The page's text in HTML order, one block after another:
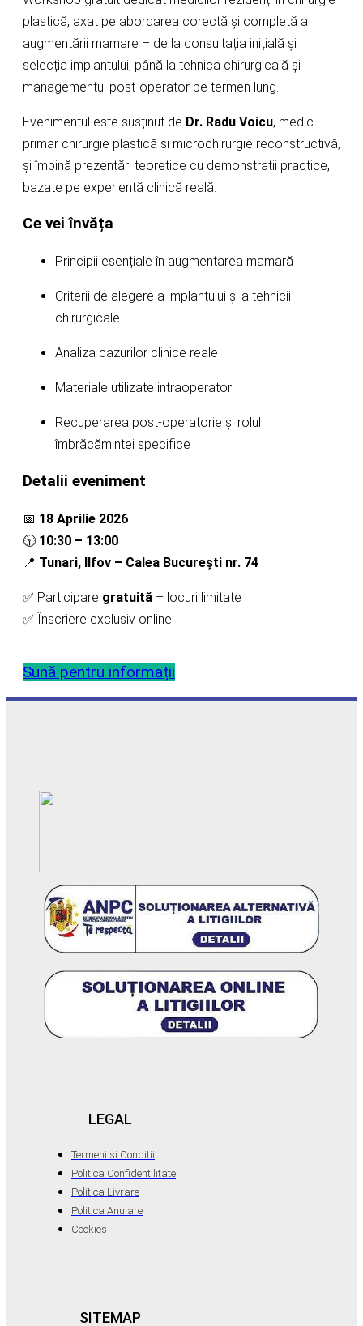
plastică, axat pe abordarea corectă și completă a
augmentării mamare – de la consultația inițială și
selecția implantului, până la tehnica chirurgicală și
managementul post-operator pe termen lung.
Evenimentul este susținut de Dr. Radu Voicu, medic
primar chirurgie plastică și microchirurgie reconstructivă,
și îmbină prezentări teoretice cu demonstrații practice,
bazate pe experiență clinică reală.
Ce vei învăța
Principii esențiale în augmentarea mamară
Criterii de alegere a implantului și a tehnicii
chirurgicale
Analiza cazurilor clinice reale
Materiale utilizate intraoperator
Recuperarea post-operatorie și rolul
îmbrăcămintei specifice
Detalii eveniment
📅 18 Aprilie 2026
🕥 10:30 – 13:00
📍 Tunari, Ilfov – Calea București nr. 74
✅ Participare gratuită – locuri limitate
✅ Înscriere exclusiv online
Sună pentru informații
LEGAL
Termeni si Conditii
Politica Confidentilitate
Politica Livrare
Politica Anulare
Cookies
SITEMAP